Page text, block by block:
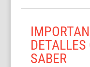
DETALLES
SABER